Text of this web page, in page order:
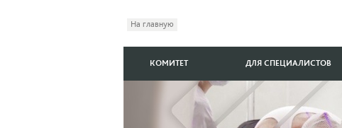
На главную
КОМИТЕТ ДЛЯ СПЕЦИАЛИСТОВ